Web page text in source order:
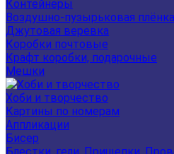
Контейнеры
Воздушно-пузырьковая плёнка
Джутовая веревка
Коробки почтовые
Крафт коробки, подарочные
Мешки
Хоби и творчество
Картины по номерам
Аппликации
Бисер